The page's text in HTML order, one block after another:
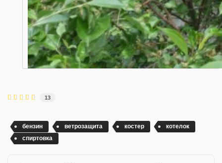
13
бензин ветрозащита костер
котелок
спиртовка